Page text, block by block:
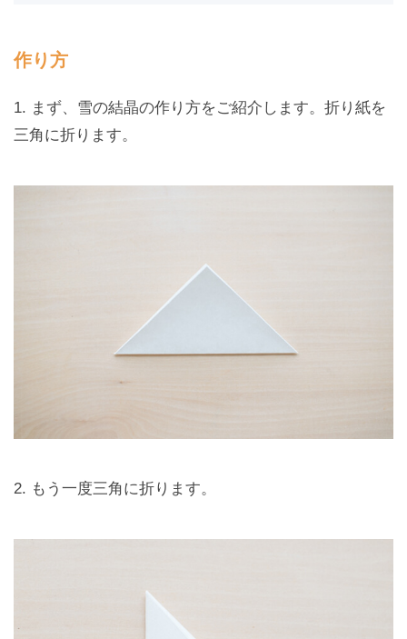
作り方
1. まず、雪の結晶の作り方をご紹介します。折り紙を
三角に折ります。
2. もう一度三角に折ります。